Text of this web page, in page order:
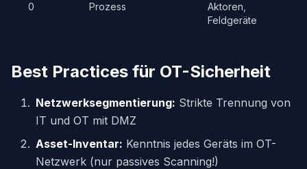
0 Prozess
Aktoren,
Feldgeräte
Best Practices für OT-Sicherheit
Netzwerksegmentierung: Strikte Trennung von
IT und OT mit DMZ
Asset-Inventar: Kenntnis jedes Geräts im OT-
Netzwerk (nur passives Scanning!)